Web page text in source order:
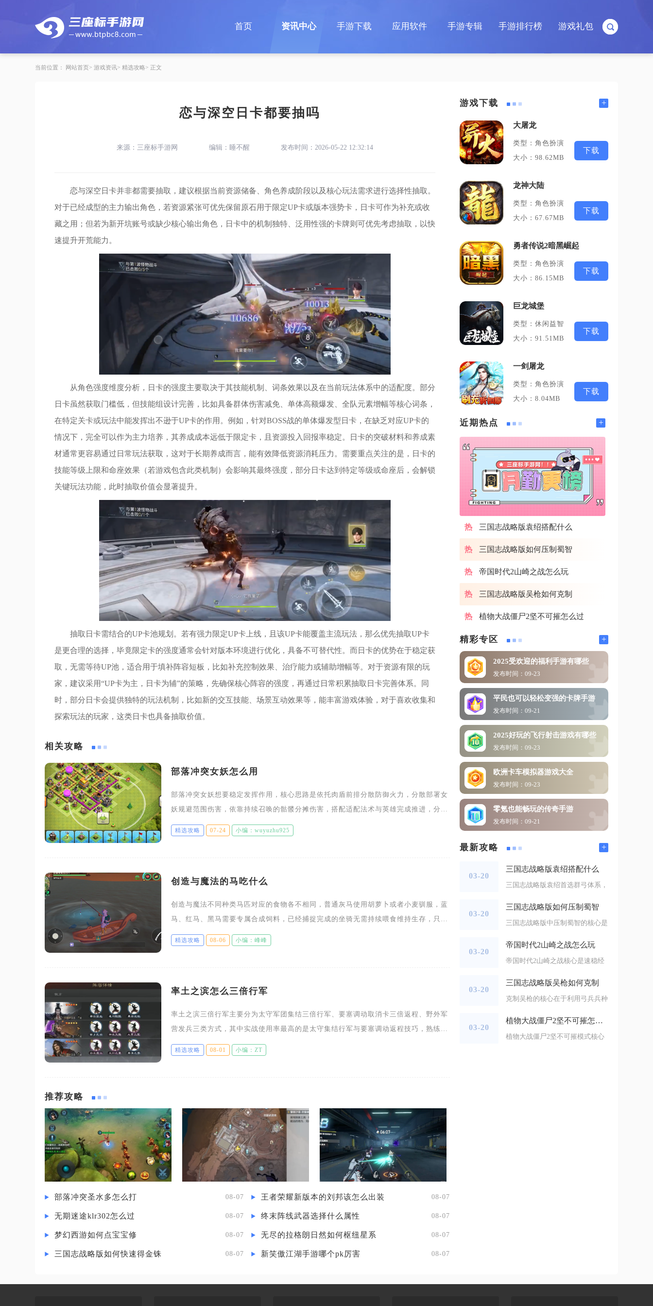
首页 资讯中心 手游下载 应用软件 手游专辑 手游排行榜 游戏礼包
当前位置： 网站首页 游戏资讯 精选攻略 正文
恋与深空日卡都要抽吗
来源：三座标手游网 编辑：睡不醒 发布时间：2026-05-22 12:32:14
恋与深空日卡并非都需要抽取，建议根据当前资源储备、角色养成阶段以及核心玩法需求进行选择性抽取。
对于已经成型的主力输出角色，若资源紧张可优先保留原石用于限定UP卡或版本强势卡，日卡可作为补充或收
藏之用；但若为新开坑账号或缺少核心输出角色，日卡中的机制独特、泛用性强的卡牌则可优先考虑抽取，以快
速提升开荒能力。
从角色强度维度分析，日卡的强度主要取决于其技能机制、词条效果以及在当前玩法体系中的适配度。部分
日卡虽然获取门槛低，但技能组设计完善，比如具备群体伤害减免、单体高额爆发、全队元素增幅等核心词条，
在特定关卡或玩法中能发挥出不逊于UP卡的作用。例如，针对BOSS战的单体爆发型日卡，在缺乏对应UP卡的
情况下，完全可以作为主力培养，其养成成本远低于限定卡，且资源投入回报率稳定。日卡的突破材料和养成素
材通常更容易通过日常玩法获取，这对于长期养成而言，能有效降低资源消耗压力。需要重点关注的是，日卡的
技能等级上限和命座效果（若游戏包含此类机制）会影响其最终强度，部分日卡达到特定等级或命座后，会解锁
关键玩法功能，此时抽取价值会显著提升。
抽取日卡需结合的UP卡池规划。若有强力限定UP卡上线，且该UP卡能覆盖主流玩法，那么优先抽取UP卡
是更合理的选择，毕竟限定卡的强度通常会针对版本环境进行优化，具备不可替代性。而日卡的优势在于稳定获
取，无需等待UP池，适合用于填补阵容短板，比如补充控制效果、治疗能力或辅助增幅等。对于资源有限的玩
家，建议采用“UP卡为主，日卡为辅”的策略，先确保核心阵容的强度，再通过日常积累抽取日卡完善体系。同
时，部分日卡会提供独特的玩法机制，比如新的交互技能、场景互动效果等，能丰富游戏体验，对于喜欢收集和
探索玩法的玩家，这类日卡也具备抽取价值。
相关攻略
部落冲突女妖怎么用
部落冲突女妖想要稳定发挥作用，核心思路是依托肉盾前排分散防御火力，分散部署女
妖规避范围伤害，依靠持续召唤的骷髅分摊伤害，搭配适配法术与英雄完成推进，分资
源掠夺和冲杯三星两套使用逻辑。女妖自身血量偏低，不适合单独进场作战，核心价值
在于源源不断
精选攻略 07-24 小编：wuyuzhu925
创造与魔法的马吃什么
创造与魔法不同种类马匹对应的食物各不相同，普通灰马使用胡萝卜或者小麦驯服，蓝
马、红马、黑马需要专属合成饲料，已经捕捉完成的坐骑无需持续喂食维持生存，只有
野外眩晕状态下的马匹，投喂对应食物才能提升好感完成捕捉。贝雅大陆分布多种马匹
坐骑，很多新
精选攻略 08-06 小编：峰峰
率土之滨怎么三倍行军
率土之滨三倍行军主要分为太守军团集结三倍行军、要塞调动取消卡三倍返程、野外军
营发兵三类方式，其中实战使用率最高的是太守集结行军与要塞调动返程技巧，熟练运
用能够大幅缩短部队往返战场的耗时，抢占对战先机。太守军团集结三倍行军属于同盟
团战核心机制
精选攻略 08-01 小编：ZT
推荐攻略
部落冲突圣水多怎么打 08-07 王者荣耀新版本的刘邦该怎么出装 08-07
无期迷途klr302怎么过 08-07 终末阵线武器选择什么属性 08-07
梦幻西游如何点宝宝修 08-07 无尽的拉格朗日然如何枢纽星系 08-07
三国志战略版如何快速得金铢 08-07 新笑傲江湖手游哪个pk厉害 08-07
游戏下载 +
大屠龙
类型：角色扮演
大小：98.62MB
下载
龙神大陆
类型：角色扮演
大小：67.67MB
下载
勇者传说2暗黑崛起
类型：角色扮演
大小：86.15MB
下载
巨龙城堡
类型：休闲益智
大小：91.51MB
下载
一剑屠龙
类型：角色扮演
大小：8.04MB
下载
近期热点 +
三国志战略版袁绍搭配什么
三国志战略版如何压制蜀智
帝国时代2山崎之战怎么玩
三国志战略版吴枪如何克制
植物大战僵尸2坚不可摧怎么过
精彩专区 +
2025受欢迎的福利手游有哪些
发布时间：09-23
平民也可以轻松变强的卡牌手游
发布时间：09-21
2025好玩的飞行射击游戏有哪些
发布时间：09-23
欧洲卡车模拟器游戏大全
发布时间：09-23
零氪也能畅玩的传奇手游
发布时间：09-21
最新攻略 +
03-20
三国志战略版袁绍搭配什么
三国志战略版袁绍首选群弓体系，
03-20
三国志战略版如何压制蜀智
三国志战略版中压制蜀智的核心是
03-20
帝国时代2山崎之战怎么玩
帝国时代2山崎之战核心是速稳经
03-20
三国志战略版吴枪如何克制
克制吴枪的核心在于利用弓兵兵种
03-20
植物大战僵尸2坚不可摧怎么过
植物大战僵尸2坚不可摧模式核心